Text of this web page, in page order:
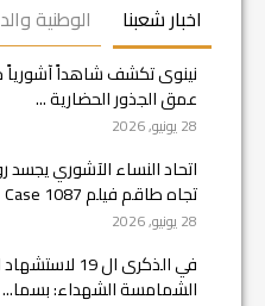
اخبار شعبنا الوطنية
نينوى تكشف شاهداً آشورياً
عمق الجذور الحضارية ...
28 يونيو, 2026
اتحاد النساء الآشوري يجسد
تجاه طاقم فيلم Case 1087
28 يونيو, 2026
في الذكرى ال
الشمامسة الشهداء: بسما...